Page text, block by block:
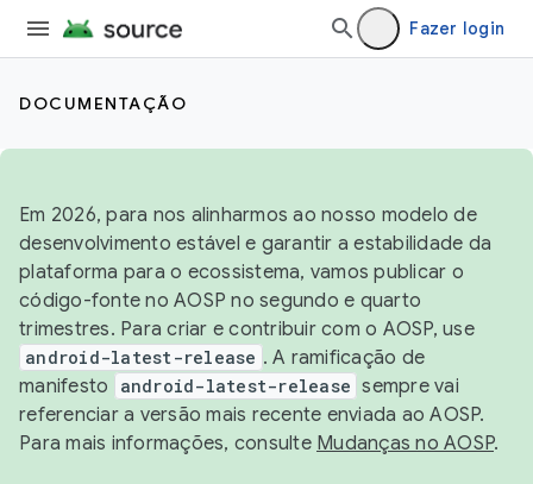
Fazer login
DOCUMENTAÇÃO
Em 2026, para nos alinharmos ao nosso modelo de
desenvolvimento estável e garantir a estabilidade da
plataforma para o ecossistema, vamos publicar o
código-fonte no AOSP no segundo e quarto
trimestres. Para criar e contribuir com o AOSP, use
android-latest-release . A ramificação de
manifesto
android-latest-release sempre vai
referenciar a versão mais recente enviada ao AOSP.
Para mais informações, consulte Mudanças no AOSP.